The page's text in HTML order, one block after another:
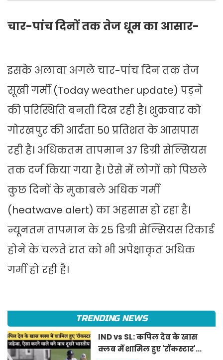
चार-पांच दिनों तक तेज धूम का आसार-
इसके अलावा अगले चार-पांच दिन तक तेज
सूखी गर्मी (Today weather update) पड़ने
की परिस्थिति बनती दिख रही है। शुक्रवार को
गोरखपुर की आर्द्रता 50 प्रतिशत के आसपास
रही है। अधिकतम तापमान 37 डिग्री सेल्सियस
तक दर्ज किया गया है। ऐसे में लोगों को पिछले
कुछ दिनों के मुकाबले अधिक गर्मी
(heatwave alert) का अहसास हो रहा है।
न्यूनतम तापमान के 25 डिग्री सेल्सियस रिकार्ड
होने के चलते रात को भी अपेक्षाकृत अधिक
गर्मी हो रही है।
TRENDING NEWS
IND vs SL: कपिल देव के खास
क्लब में शामिल हुए 'रॉकस्टार'